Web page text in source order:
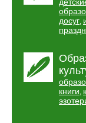
досуг,
книги,